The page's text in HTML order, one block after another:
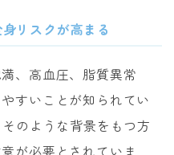
リスクが高まる
、高血圧、脂質異常
すいことが知られてい
のような背景をもつ方
が必要とされていま